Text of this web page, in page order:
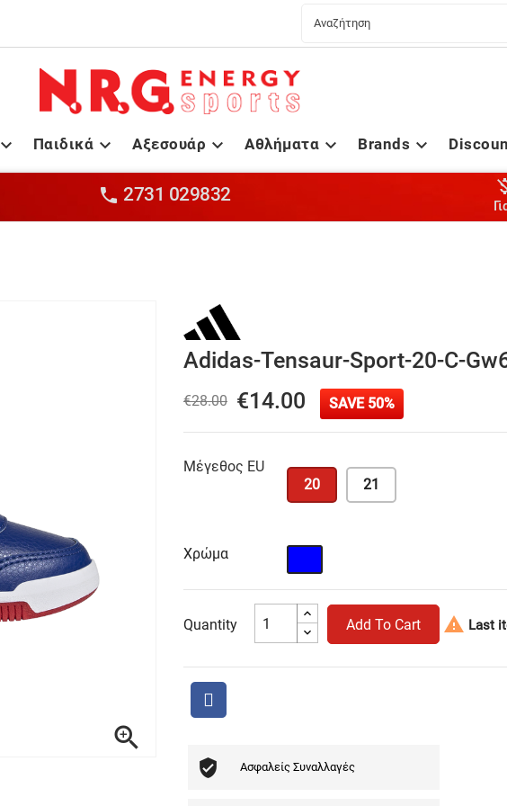
 
Παιδικά 
Αξεσουάρ 
Αθλήματα 
Brands
 2731 029832

Adidas-Tensaur-Sport-20-C-
€28.00 €14.00 SAVE 50%
Μέγεθος EU
20
21
Χρώμα
Quantity Add To Cart  Last
Ασφαλείς Συναλλαγές